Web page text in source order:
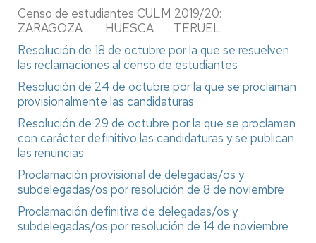
Censo de estudiantes CULM 2019/20:
ZARAGOZA HUESCA TERUEL
Resolución de 18 de octubre por la que se resuelven
las reclamaciones al censo de estudiantes
Resolución de 24 de octubre por la que se proclaman
provisionalmente las candidaturas
Resolución de 29 de octubre por la que se proclaman
con carácter definitivo las candidaturas y se publican
las renuncias
Proclamación provisional de delegadas/os y
subdelegadas/os por resolución de 8 de noviembre
Proclamación definitiva de delegadas/os y
subdelegadas/os por resolución de 14 de noviembre